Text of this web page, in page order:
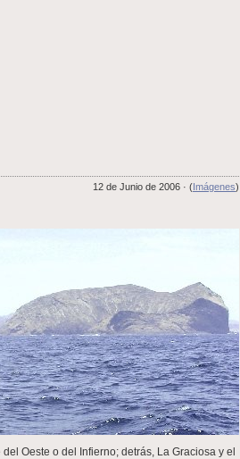
12 de Junio de 2006 · (Imágenes)
Oeste o del Infierno; detrás, La Graciosa y el